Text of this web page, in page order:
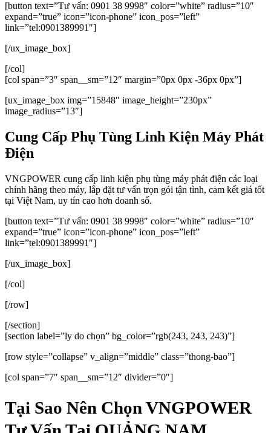
[button text=”Tư vấn: 0901 38 9998″ color=”white” radius=”10″
expand=”true” icon=”icon-phone” icon_pos=”left”
link=”tel:0901389991″]
[/ux_image_box]
[/col]
[col span=”3″ span__sm=”12″ margin=”0px 0px -36px 0px”]
[ux_image_box img=”15848″ image_height=”230px”
image_radius=”13″]
Cung Cấp Phụ Tùng Linh Kiện Máy Phát
Điện
VNGPOWER cung cấp linh kiện phụ tùng máy phát điện các loại
chính hãng theo máy, lắp đặt tư vấn trọn gói tận tình, cam kết giá tốt
tại Việt Nam, uy tín cao hơn doanh số.
[button text=”Tư vấn: 0901 38 9998″ color=”white” radius=”10″
expand=”true” icon=”icon-phone” icon_pos=”left”
link=”tel:0901389991″]
[/ux_image_box]
[/col]
[/row]
[/section]
[section label=”ly do chọn” bg_color=”rgb(243, 243, 243)”]
[row style=”collapse” v_align=”middle” class=”thong-bao”]
[col span=”7″ span__sm=”12″ divider=”0″]
Tại Sao Nên Chọn VNGPOWER